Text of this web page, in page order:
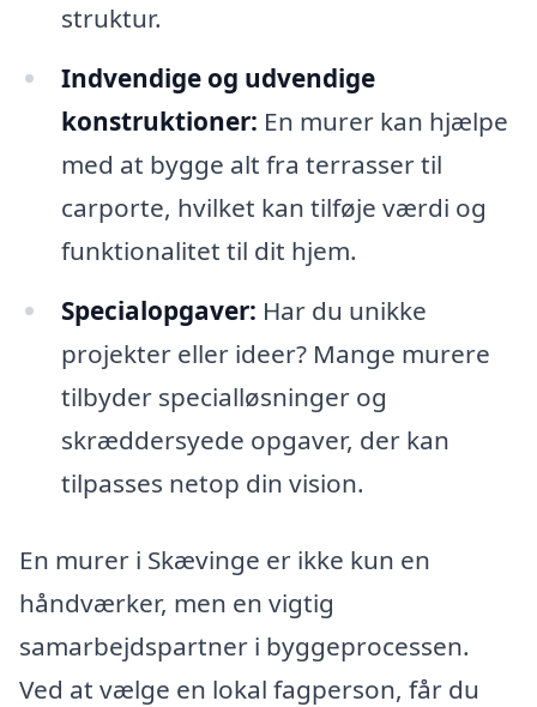
struktur.
Indvendige og udvendige
konstruktioner: En murer kan hjælpe
med at bygge alt fra terrasser til
carporte, hvilket kan tilføje værdi og
funktionalitet til dit hjem.
Specialopgaver: Har du unikke
projekter eller ideer? Mange murere
tilbyder specialløsninger og
skræddersyede opgaver, der kan
tilpasses netop din vision.
En murer i Skævinge er ikke kun en
håndværker, men en vigtig
samarbejdspartner i byggeprocessen.
Ved at vælge en lokal fagperson, får du